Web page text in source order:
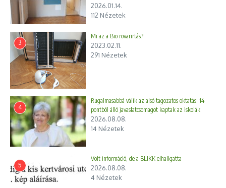
2026.01.14.
112 Nézetek
3
Mi az a Bio rovarirtás?
2023.02.11.
291 Nézetek
4
Rugalmasabbá válik az alsó tagozatos oktatás: 14
pontból álló javaslatcsomagot kaptak az iskolák
2026.08.08.
14 Nézetek
5
Volt információ, de a BLIKK elhallgatta
2026.08.08.
4 Nézetek